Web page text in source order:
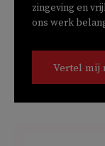
zingeving en
ons werk
Vertel mij